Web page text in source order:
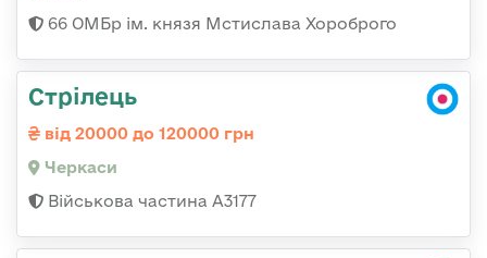
66 ОМБр ім. князя Мстислава Хороброго
Стрілець
від 20000 до 120000 грн
Черкаси
Військова частина А3177